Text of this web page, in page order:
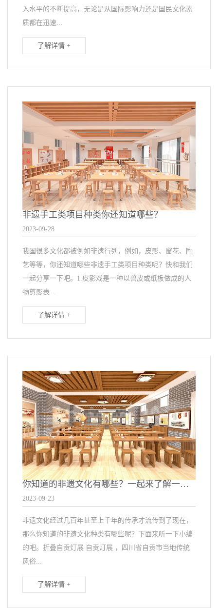
入水平的不断提高，无论是从国际影响力还是国民文化素
质都在迅速...
了解详情 +
非遗手工类项目种类你还知道哪些？
2023-09-28
我国很多文化都被例如非遗行列，例如，皮影、窗花、陶
艺等等，你还知道哪些非遗手工类项目种类呢？快和我们
一起分享一下吧。1.皮影戏是一种以兽皮或纸板做成的人
物剪影表...
了解详情 +
你知道的非遗文化有哪些？一起来了解一下吧！
2023-09-23
非遗文化经过几百年甚至上千年的传承才流传到了现在，
那么你知道的非遗文化种类有哪些呢？下面来听一下小编
的吧。折叠自贡灯展 自贡灯展 ，四川省自贡市当地传统
风俗...
了解详情 +